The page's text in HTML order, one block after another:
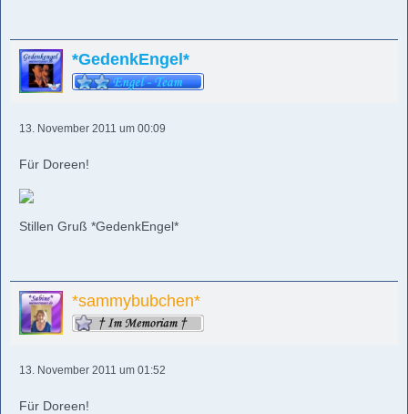
*GedenkEngel*
13. November 2011 um 00:09
Für Doreen!
Stillen Gruß *GedenkEngel*
*sammybubchen*
13. November 2011 um 01:52
Für Doreen!